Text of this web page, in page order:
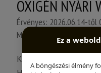
OXIGÉN NYÁRI
Érvényes: 2026.06.14-től
Minimum 2 éjszaka, -10%
Kapcsolódjatok ki a
Ez a
A böngészési élmény